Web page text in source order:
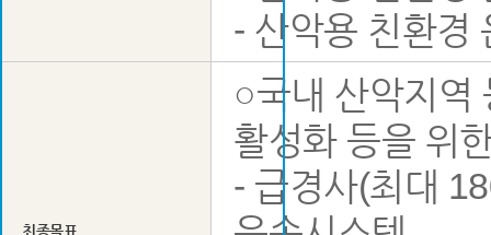
- 산악용 친환경
최종목표
○국내 산악지역
활성화 등을 위
- 급경사(최대